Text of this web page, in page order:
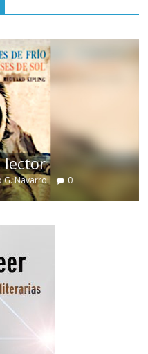
lector
G. Navarro 0